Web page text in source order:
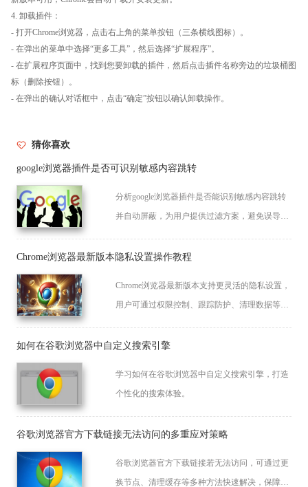
4. 卸载插件：
- 打开Chrome浏览器，点击右上角的菜单按钮（三条横线图标）。
- 在弹出的菜单中选择“更多工具”，然后选择“扩展程序”。
- 在扩展程序页面中，找到您要卸载的插件，然后点击插件名称旁边的垃圾桶图
标（删除按钮）。
- 在弹出的确认对话框中，点击“确定”按钮以确认卸载操作。
猜你喜欢
google浏览器插件是否可识别敏感内容跳转
分析google浏览器插件是否能识别敏感内容跳转
并自动屏蔽，为用户提供过滤方案，避免误导与
Chrome浏览器最新版本隐私设置操作教程
Chrome浏览器最新版本支持更灵活的隐私设置，
用户可通过权限控制、跟踪防护、清理数据等方
如何在谷歌浏览器中自定义搜索引擎
学习如何在谷歌浏览器中自定义搜索引擎，打造
个性化的搜索体验。
谷歌浏览器官方下载链接无法访问的多重应对策略
谷歌浏览器官方下载链接若无法访问，可通过更
换节点、清理缓存等多种方法快速解决，保障下